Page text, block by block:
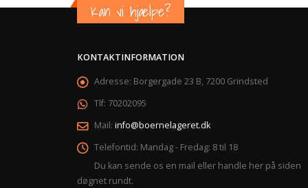
Kan vi hjælpe?
KONTAKTINFORMATION
Adresse: Borgergade 23 B, 7200 Grindsted
Tlf: 70202095
Mail: info@boernelageret.dk
Telefontid: Mandag - Fredag: 8 til 18
Du kan sende os en mail eller handle her på siden
døgnet rundt.